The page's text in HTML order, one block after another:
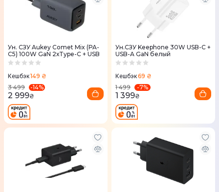
Ун. СЗУ Aukey Comet Mix (PA-
C5) 100W GaN 2хType-C + USB
Кешбэк149 ₴
3 499
-14%
2 999₴
Ун.СЗУ Keephone 30W USB-C +
USB-A GaN белый
Кешбэк69 ₴
1 499
-7%
1 399₴